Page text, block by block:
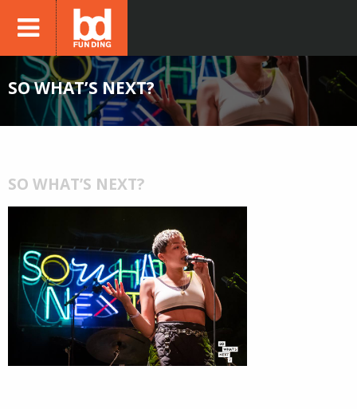
SO WHAT’S NEXT?
SO WHAT’S NEXT?